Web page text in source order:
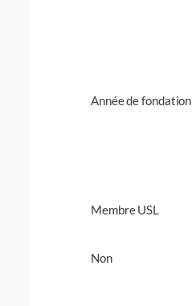
Année de fondation
Membre USL
Non